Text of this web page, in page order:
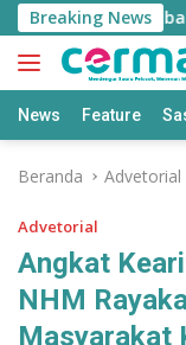
Langsung
ke
konten
Breaking News
Bertambah Jadi
News Feature
Beranda Advetorial
Advetorial
Angkat
NHM
Masyarakat